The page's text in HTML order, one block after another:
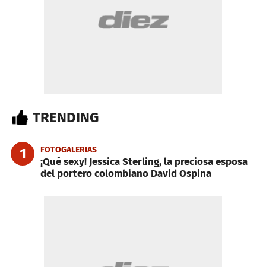
TRENDING
1 FOTOGALERIAS
¡Qué sexy! Jessica Sterling, la preciosa esposa
del portero colombiano David Ospina